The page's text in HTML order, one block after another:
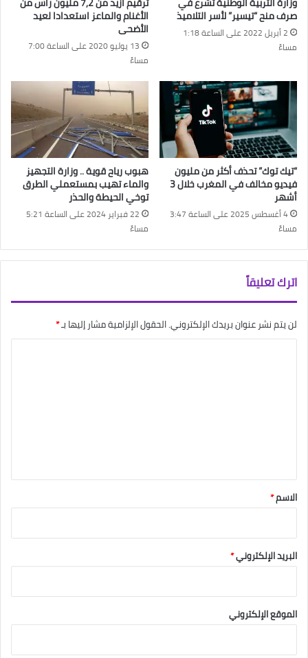
صرف منح “تيسير” لأسر التلاميذ
2 أبريل 2022 على الساعة 1:18
مساءً
الأغنام والماعز استعدادا لعيد
الأضحى
13 يوليو 2020 على الساعة 7:00
مساءً
“تيك توك” تحذف أكثر من مليون
فيديو مخالف في المغرب خلال 3
أشهر
4 أغسطس 2025 على الساعة 3:47
مساءً
هبوب رياح قوية .. وزارة التجهيز
والماء تهيب بمستعملي الطرق
توخي الحيطة والحذر
22 فبراير 2024 على الساعة 5:21
مساءً
اترك تعليقاً
لن يتم نشر عنوان بريدك الإلكتروني.الحقول الإلزامية مشار إليها بـ*
*
الاسم*
البريد الإلكتروني*
الموقع الإلكتروني